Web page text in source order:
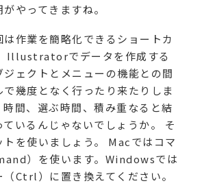
やってきますね。
は作業を簡略化できるショートカ
Illustratorでデータを作成する
ェクトとメニューの機能との間
幾度となく行ったり来たりしま
間、選ぶ時間、積み重なると結
いるんじゃないでしょうか。 そ
トを使いましょう。 Macではコマ
）を使います。Windowsでは
Ctrl）に置き換えてください。